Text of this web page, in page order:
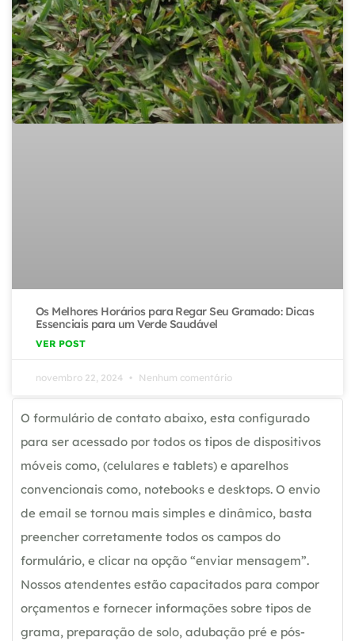
Os Melhores Horários para Regar Seu Gramado: Dicas
Essenciais para um Verde Saudável
VER POST
novembro 22, 2024 Nenhum comentário
O formulário de contato abaixo, esta configurado
para ser acessado por todos os tipos de dispositivos
móveis como, (celulares e tablets) e aparelhos
convencionais como, notebooks e desktops. O envio
de email se tornou mais simples e dinâmico, basta
preencher corretamente todos os campos do
formulário, e clicar na opção “enviar mensagem”.
Nossos atendentes estão capacitados para compor
orçamentos e fornecer informações sobre tipos de
grama, preparação de solo, adubação pré e pós-